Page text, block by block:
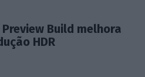
Build melhora
HDR